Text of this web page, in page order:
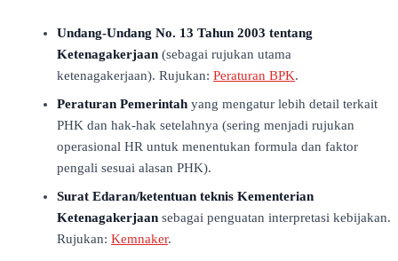
Undang-Undang No. 13 Tahun 2003 tentang
Ketenagakerjaan (sebagai rujukan utama
ketenagakerjaan). Rujukan: Peraturan BPK.
Peraturan Pemerintah yang mengatur lebih detail terkait
PHK dan hak-hak setelahnya (sering menjadi rujukan
operasional HR untuk menentukan formula dan faktor
pengali sesuai alasan PHK).
Surat Edaran/ketentuan teknis Kementerian
Ketenagakerjaan sebagai penguatan interpretasi kebijakan.
Rujukan: Kemnaker.